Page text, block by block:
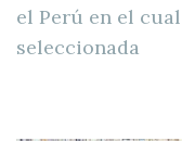
el Perú en el
seleccionada